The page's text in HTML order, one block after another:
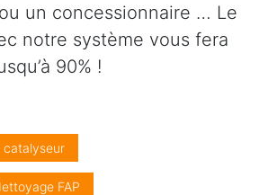
un concessionnaire … Le
notre système vous fera
90% !
catalyseur
FAP